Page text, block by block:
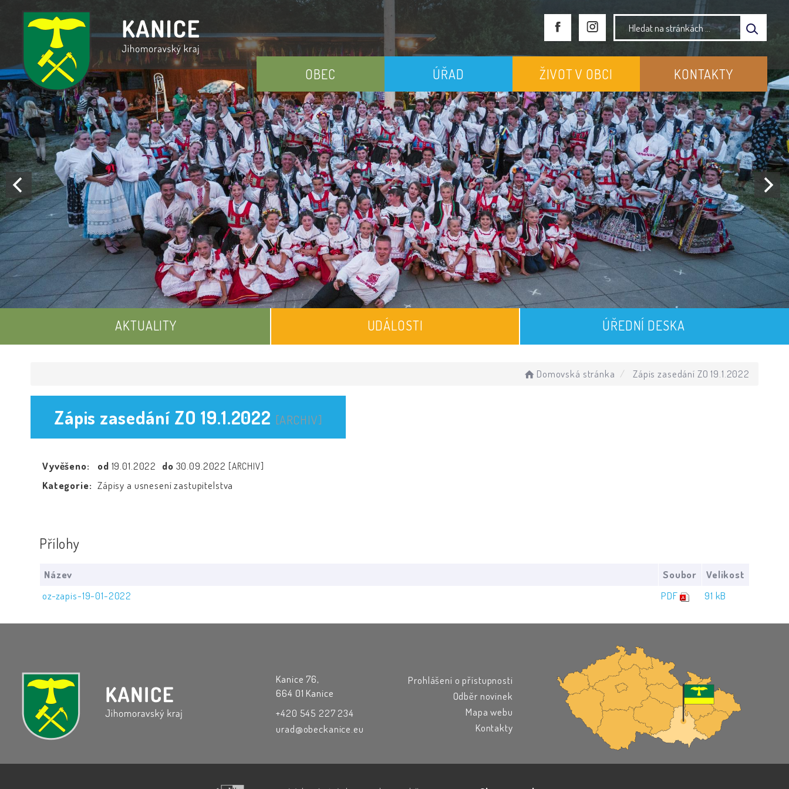
OBEC ÚŘAD ŽIVOT V OBCI KONTAKTY
AKTUALITY UDÁLOSTI ÚŘEDNÍ DESKA
Domovská stránka Zápis zasedání ZO 19.1.2022
Zápis zasedání ZO 19.1.2022 [ARCHIV]
Vyvěšeno: od 19.01.2022 do 30.09.2022 [ARCHIV]
Kategorie: Zápisy a usnesení zastupitelstva
Přílohy
Název Soubor
Velikost
oz-zapis-19-01-2022
PDF 91 kB
Kanice 76,
664 01 Kanice
+420 545 227 234
urad@obeckanice.eu
Prohlášení o přístupnosti
Odběr novinek
Mapa webu
Kontakty